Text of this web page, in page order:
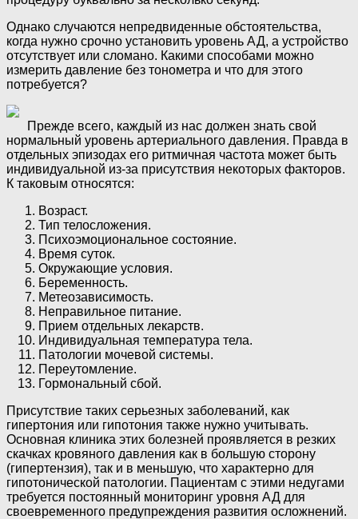
Однако случаются непредвиденные обстоятельства,
когда нужно срочно установить уровень АД, а устройство
отсутствует или сломано. Какими способами можно
измерить давление без тонометра и что для этого
потребуется?
Прежде всего, каждый из нас должен знать свой
нормальный уровень артериального давления. Правда в
отдельных эпизодах его ритмичная частота может быть
индивидуальной из-за присутствия некоторых факторов.
К таковым относятся:
Возраст.
Тип телосложения.
Психоэмоциональное состояние.
Время суток.
Окружающие условия.
Беременность.
Метеозависимость.
Неправильное питание.
Прием отдельных лекарств.
Индивидуальная температура тела.
Патологии мочевой системы.
Переутомление.
Гормональный сбой.
Присутствие таких серьезных заболеваний, как
гипертония или гипотония также нужно учитывать.
Основная клиника этих болезней проявляется в резких
скачках кровяного давления как в большую сторону
(гипертензия), так и в меньшую, что характерно для
гипотонической патологии. Пациентам с этими недугами
требуется постоянный мониторинг уровня АД для
своевременного предупреждения развития осложнений.